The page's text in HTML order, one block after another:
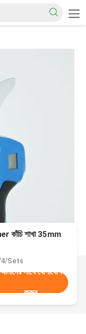
কাঁচি শাখা 35mm
Sets
আমাদের সাথে যোগাযোগ
করুন